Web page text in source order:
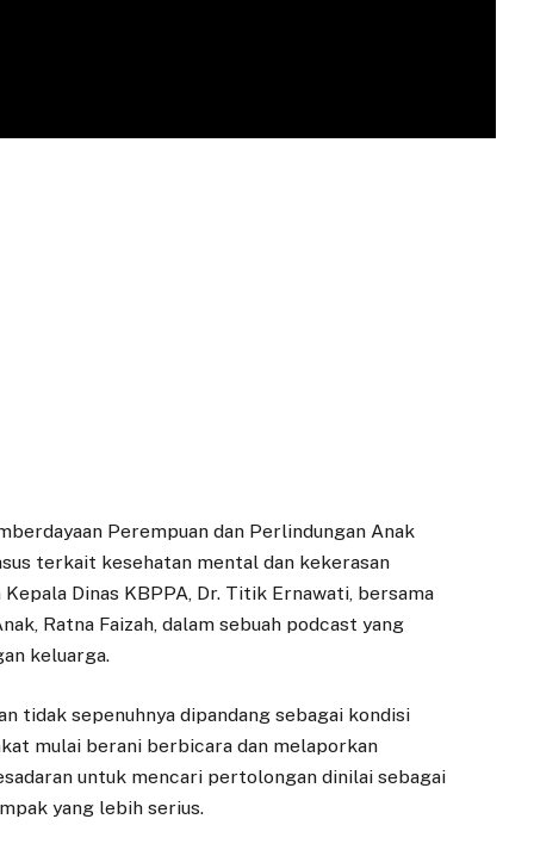
Perempuan dan Perlindungan Anak
terkait kesehatan mental dan kekerasan
Dinas KBPPA, Dr. Titik Ernawati, bersama
Ratna Faizah, dalam sebuah podcast yang
keluarga.
tidak sepenuhnya dipandang sebagai kondisi
mulai berani berbicara dan melaporkan
untuk mencari pertolongan dinilai sebagai
yang lebih serius.